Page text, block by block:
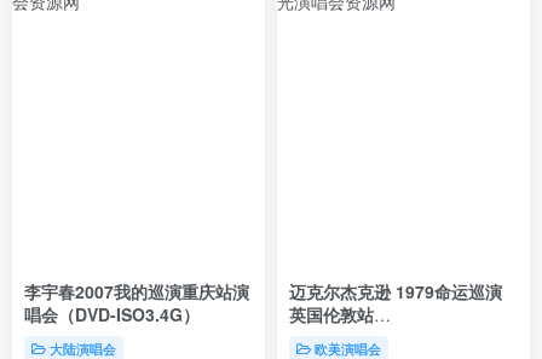
李宇春2007我的巡演重庆站演
唱会（DVD-ISO3.4G）
大陆演唱会
迈克尔杰克逊 1979命运巡演
英国伦敦站
【DVD/ISO3.01G】
欧美演唱会